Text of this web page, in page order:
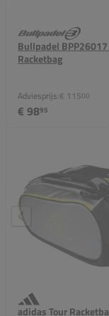
Bullpadel
Racketbag
Adviesprijs:€ 11500
€ 9895
adidas Tour